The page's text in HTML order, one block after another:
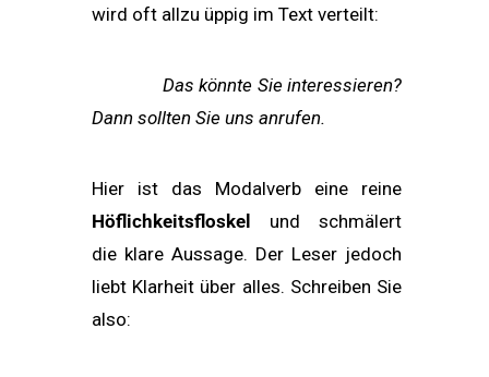
wird oft allzu üppig im Text verteilt:
Das könnte Sie interessieren?
Dann sollten Sie uns anrufen.
Hier ist das Modalverb eine reine
Höflichkeitsfloskel und schmälert
die klare Aussa­ge. Der Leser jedoch
liebt Klarheit über alles. Schreiben Sie
also: